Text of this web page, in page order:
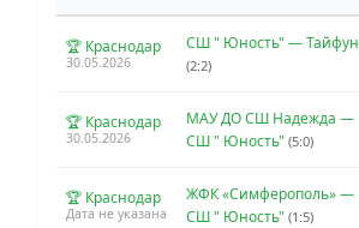
🏆 Краснодар
30.05.2026
СШ " Юность" — Тайфун
(2:2)
🏆 Краснодар
30.05.2026
МАУ ДО СШ Надежда —
СШ " Юность" (5:0)
🏆 Краснодар
Дата не указана
ЖФК «Симферополь» —
СШ " Юность" (1:5)